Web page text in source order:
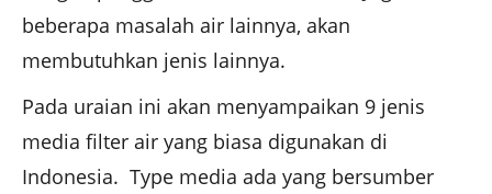
beberapa masalah air lainnya, akan
membutuhkan jenis lainnya.
Pada uraian ini akan menyampaikan 9 jenis
media filter air yang biasa digunakan di
Indonesia. Type media ada yang bersumber